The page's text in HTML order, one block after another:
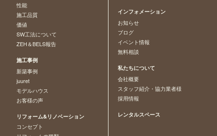
性能
施工品質
価値
SW工法について
ZEH＆BELS報告
施工事例
新築事例
juuret
モデルハウス
お客様の声
リフォーム&リノベーション
コンセプト
インフォメーション
お知らせ
ブログ
イベント情報
無料相談
私たちについて
会社概要
スタッフ紹介・協力業者様
採用情報
レンタルスペース